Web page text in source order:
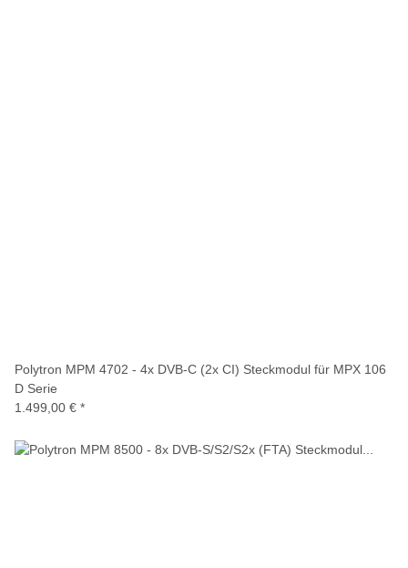
Polytron MPM 4702 - 4x DVB-C (2x CI) Steckmodul für MPX 106
D Serie
1.499,00 € *